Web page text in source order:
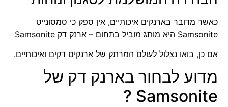
כאשר מדובר בארנקים איכותיים, אין ספק כי סמסונייט
Samsonite היא מותג מוביל בתחום – ארנק דק Samsonite
אם כן, בואו נצלול לעולם המרתק של ארנקים דקים ואיכותיים.
מדוע לבחור בארנק דק של
Samsonite ?